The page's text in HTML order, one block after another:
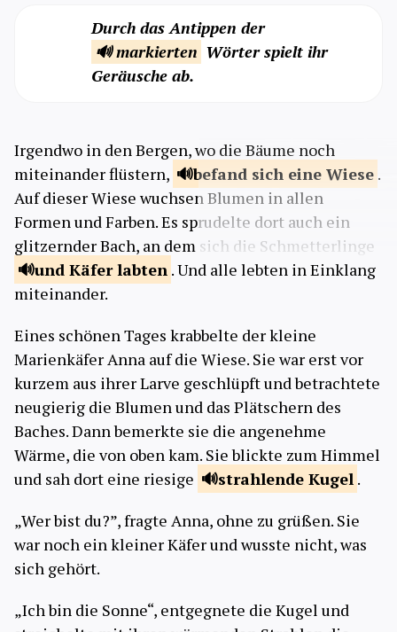
Durch das Antippen der
🔊 markierten Wörter spielt ihr
Geräusche ab.
Irgendwo in den Bergen, wo die Bäume noch
miteinander flüstern,
befand sich eine Wiese .
Auf dieser Wiese wuchsen Blumen in allen
Formen und Farben. Es sprudelte dort auch ein
glitzernder Bach, an dem sich die Schmetterlinge
und Käferlabten . Und alle lebten in Einklang
miteinander.
Eines schönen Tages krabbelte der kleine
Marienkäfer Anna auf die Wiese. Sie war erst vor
kurzem aus ihrer Larve geschlüpft und betrachtete
neugierig die Blumen und das Plätschern des
Baches. Dann bemerkte sie die angenehme
Wärme, die von oben kam. Sie blickte zum Himmel
und sah dort eine riesige
strahlende Kugel .
„Wer bist du?”, fragte Anna, ohne zu grüßen. Sie
war noch ein kleiner Käfer und wusste nicht, was
sich gehört.
„Ich bin die Sonne“, entgegnete die Kugel und